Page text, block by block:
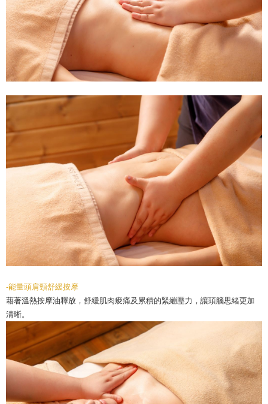
-能量頭肩頸舒緩按摩
藉著溫熱按摩油釋放，舒緩肌肉痠痛及累積的緊繃壓力，讓頭腦思緒更加
清晰。